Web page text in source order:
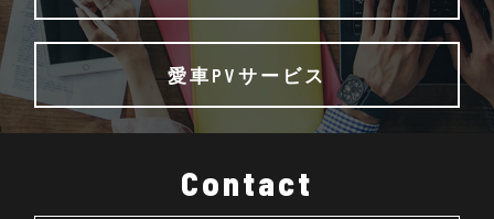
愛車PVサービス
Contact